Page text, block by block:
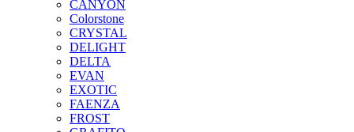
CANYON
Colorstone
CRYSTAL
DELIGHT
DELTA
EVAN
EXOTIC
FAENZA
FROST